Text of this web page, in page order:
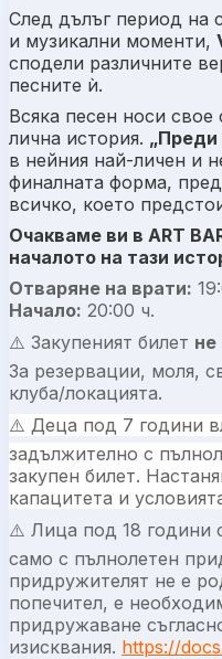
След дълъг период на
и музикални моменти,
сподели различните
песните ѝ.
Всяка песен носи
лична история. „Преди
в нейния най-личен и
финалната форма,
всичко, което
Очакваме ви в ART
началото на тази
Отваряне на врати:
Начало: 20:00 ч.
⚠️ Закупеният билет не
За резервации, моля,
клуба/локацията.
⚠️ Деца под 7 години
задължително с
закупен билет.
капацитета и
⚠️ Лица под 18 години
само с пълнолетен
придружителят не е
попечител, е
придружаване
изисквания. https://